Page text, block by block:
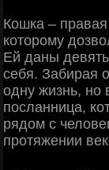
Кошка –
которому
Ей даны
себя. Забирая
одну жизнь, но
посланница,
рядом с
протяжении